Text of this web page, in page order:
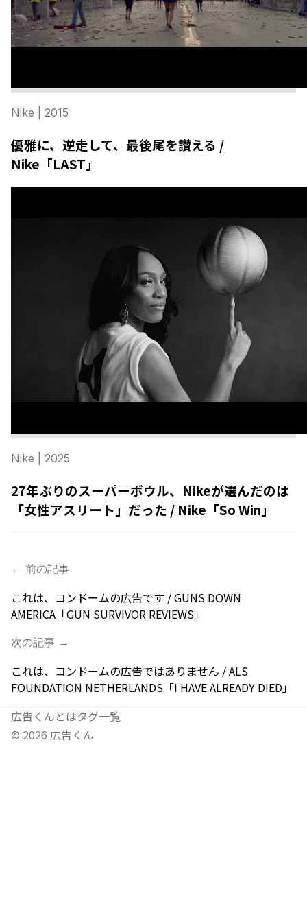
Nike | 2015
優雅に、逆走して、最後尾を讃える /
Nike「LAST」
Nike | 2025
27年ぶりのスーパーボウル、Nikeが選んだのは
「女性アスリート」だった / Nike「So Win」
← 前の記事
これは、コンドームの広告です / GUNS DOWN
AMERICA「GUN SURVIVOR REVIEWS」
次の記事 →
これは、コンドームの広告ではありません / ALS
FOUNDATION NETHERLANDS「I HAVE ALREADY DIED」
広告くんとはタグ一覧
© 2026 広告くん